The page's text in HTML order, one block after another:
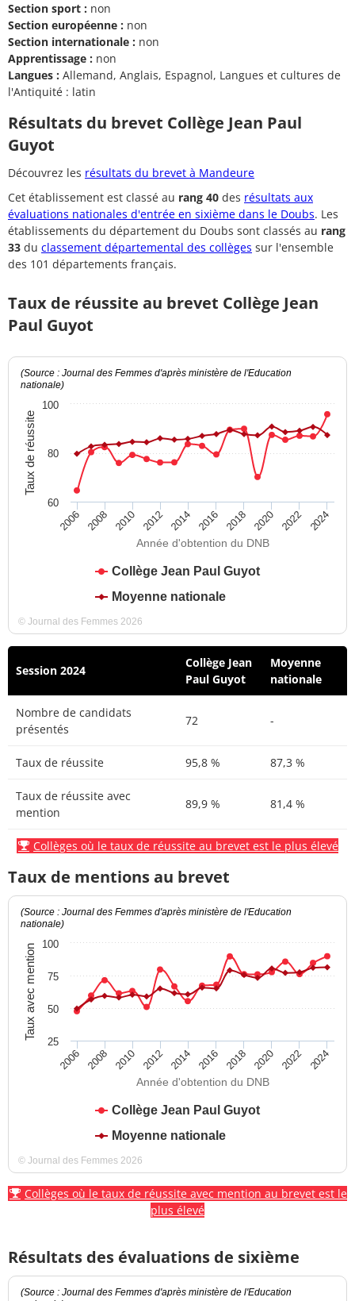
Section sport : non
Section européenne : non
Section internationale : non
Apprentissage : non
Langues : Allemand, Anglais, Espagnol, Langues et cultures de
l'Antiquité : latin
Résultats du brevet Collège Jean Paul
Guyot
Découvrez les résultats du brevet à Mandeure
Cet établissement est classé au rang 40 des résultats aux
évaluations nationales d'entrée en sixième dans le Doubs. Les
établissements du département du Doubs sont classés au rang
33 du classement départemental des collèges sur l'ensemble
des 101 départements français.
Taux de réussite au brevet Collège Jean
Paul Guyot
Année d'obtention du DNB
Taux de réussite
(Source : Journal des Femmes d'après ministère de l'Education
nationale)
Collège Jean Paul Guyot
Moyenne nationale
2006 2008 2010 2012 2014 2016 2018 2020 2022 2024
60
80
100
© Journal des Femmes 2026
Session 2024
Collège Jean
Paul Guyot
Moyenne
nationale
Nombre de candidats
présentés
72 -
Taux de réussite 95,8 % 87,3 %
Taux de réussite avec
mention
89,9 % 81,4 %
Collèges où le taux de réussite au brevet est le plus élevé
Taux de mentions au brevet
Année d'obtention du DNB
Taux avec mention
(Source : Journal des Femmes d'après ministère de l'Education
nationale)
Collège Jean Paul Guyot
Moyenne nationale
2006 2008 2010 2012 2014 2016 2018 2020 2022 2024
25
50
75
100
© Journal des Femmes 2026
Collèges où le taux de réussite avec mention au brevet est le
plus élevé
Résultats des évaluations de sixième
(Source : Journal des Femmes d'après ministère de l'Education